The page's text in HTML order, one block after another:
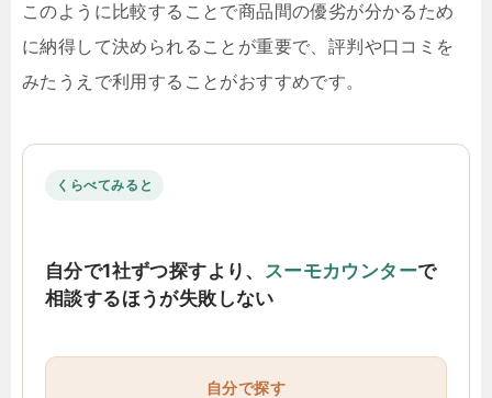
このように比較することで商品間の優劣が分かるため
に納得して決められることが重要で、評判や口コミを
みたうえで利用することがおすすめです。
くらべてみると
自分で1社ずつ探すより、 スーモカウンターで
相談するほうが失敗しない
自分で探す